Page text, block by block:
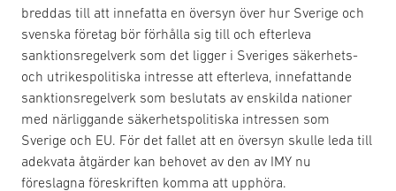
breddas till att innefatta en översyn över hur Sverige och
svenska företag bör förhålla sig till och efterleva
sanktionsregelverk som det ligger i Sveriges säkerhets-
och utrikespolitiska intresse att efterleva, innefattande
sanktionsregelverk som beslutats av enskilda nationer
med närliggande säkerhetspolitiska intressen som
Sverige och EU. För det fallet att en översyn skulle leda till
adekvata åtgärder kan behovet av den av IMY nu
föreslagna föreskriften komma att upphöra.